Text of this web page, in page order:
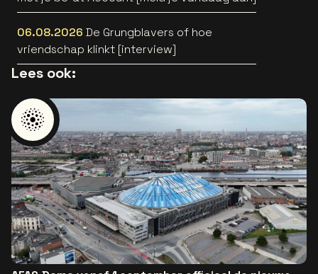
06.08.2026 De Grungblavers of hoe
vriendschap klinkt [interview]
Lees ook: